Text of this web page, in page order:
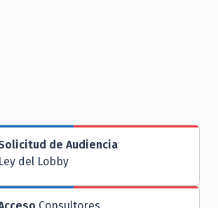
de Audiencia
Ley del Lobby
Consultores